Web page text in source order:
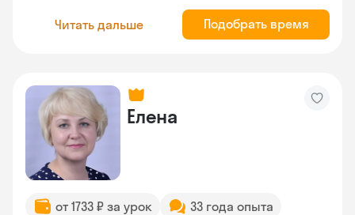
Читать дальше Подобрать время
Елена
от 1733 ₽ за урок 33 года опыта